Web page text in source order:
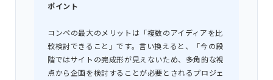
ポイント
コンペの最大のメリットは「複数のアイディアを比
較検討できること」です。言い換えると、「今の段
階ではサイトの完成形が見えないため、多角的な視
点から企画を検討することが必要とされるプロジェ